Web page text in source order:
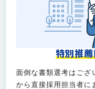
特別推
面倒な書類選考はござ
から直接採用担当者に